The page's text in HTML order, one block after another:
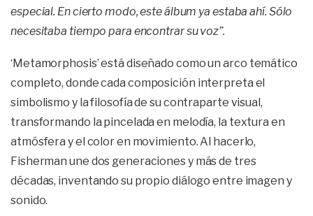
especial. En cierto modo, este álbum ya estaba ahí. Sólo
necesitaba tiempo para encontrar su voz”.
‘Metamorphosis’ está diseñado como un arco temático
completo, donde cada composición interpreta el
simbolismo y la filosofía de su contraparte visual,
transformando la pincelada en melodía, la textura en
atmósfera y el color en movimiento. Al hacerlo,
Fisherman une dos generaciones y más de tres
décadas, inventando su propio diálogo entre imagen y
sonido.